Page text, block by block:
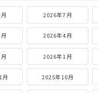
2026年7月
2026年4月
2026年1月
月 2025年10月